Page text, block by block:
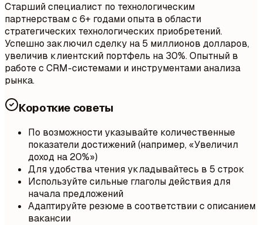
Старший специалист по технологическим
партнерствам с 6+ годами опыта в области
стратегических технологических приобретений.
Успешно заключил сделку на 5 миллионов долларов,
увеличив клиентский портфель на 30%. Опытный в
работе с CRM-системами и инструментами анализа
рынка.
Короткие советы
По возможности указывайте количественные
показатели достижений (например, «Увеличил
доход на 20%»)
Для удобства чтения укладывайтесь в 5 строк
Используйте сильные глаголы действия для
начала предложений
Адаптируйте резюме в соответствии с описанием
вакансии